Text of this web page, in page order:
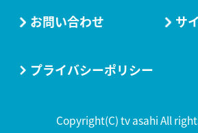
お問い合わせ サ
プライバシーポリシー
Copyright(C) tv asahi All